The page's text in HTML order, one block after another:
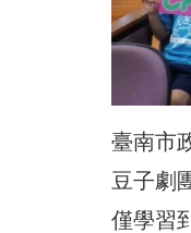
臺南市
豆子劇
僅學習